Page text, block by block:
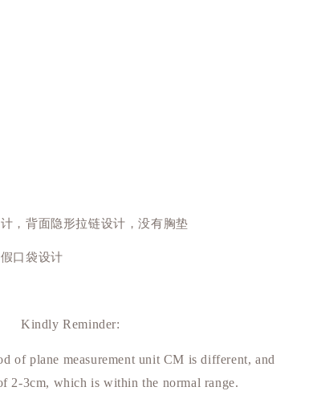
，背面隐形拉链设计，没有胸垫
口袋设计
Kindly Reminder:
of plane measurement unit CM is different, and
2-3cm, which is within the normal range.